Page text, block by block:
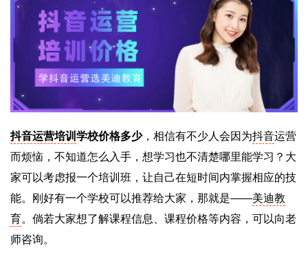
抖音运营培训 学校价格多少，相信有不少人会因为抖音运营
而烦恼，不知道怎么入手，想学习也不清楚哪里能学习？大
家可以考虑报一个培训班，让自己在短时间内掌握相应的技
能。刚好有一个学校可以推荐给大家，那就是——美迪教
育。倘若大家想了解课程信息、课程价格等内容，可以向老
师咨询。